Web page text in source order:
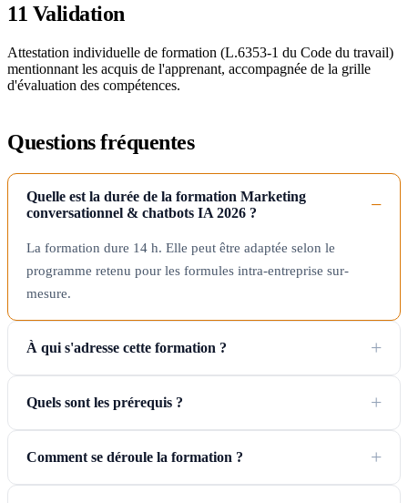
11 Validation
Attestation individuelle de formation (L.6353-1 du Code du travail)
mentionnant les acquis de l'apprenant, accompagnée de la grille
d'évaluation des compétences.
Questions fréquentes
Quelle est la durée de la formation Marketing
conversationnel & chatbots IA 2026 ?
La formation dure 14 h. Elle peut être adaptée selon le
programme retenu pour les formules intra-entreprise sur-
mesure.
À qui s'adresse cette formation ?
Quels sont les prérequis ?
Comment se déroule la formation ?